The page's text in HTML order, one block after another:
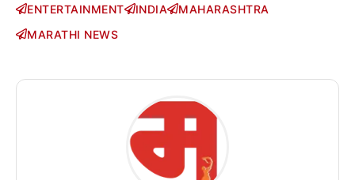
ENTERTAINMENT INDIA
MAHARASHTRA
MARATHI NEWS